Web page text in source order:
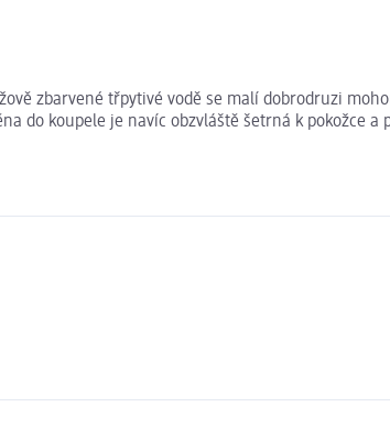
zbarvené třpytivé vodě se malí dobrodruzi
do koupele je navíc obzvláště šetrná k pokožce a